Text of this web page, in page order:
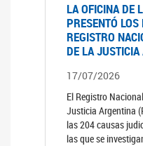
LA OFICINA DE
PRESENTÓ LOS
REGISTRO
DE LA
17/07/2026
El Registro
Justicia Argentina
las 204 causas
las que se